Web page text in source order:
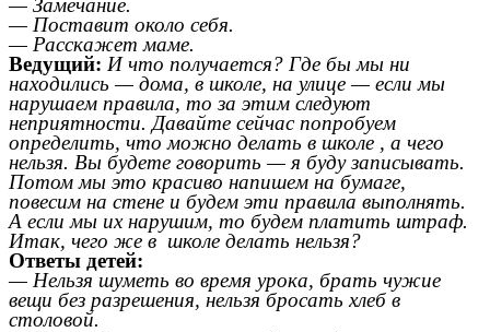
— Поставит около себя.
— Расскажет маме.
Ведущий: И что получается? Где бы мы ни
находились — дома, в школе, на улице — если мы
нарушаем правила, то за этим следуют
неприятности. Давайте сейчас попробуем
определить, что можно делать в школе , а чего
нельзя. Вы будете говорить — я буду записывать.
Потом мы это красиво напишем на бумаге,
повесим на стене и будем эти правила выполнять.
А если мы их нарушим, то будем платить штраф.
Итак, чего же в школе делать нельзя?
Ответы детей:
— Нельзя шуметь во время урока, брать чужие
вещи без разрешения, нельзя бросать хлеб в
столовой.